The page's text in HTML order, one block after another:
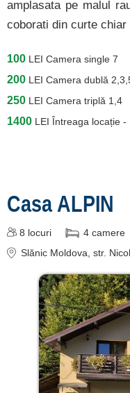
amplasata pe malul
coborati din curte chiar
100 LEI Camera single 7
200 LEI Camera dublă
250 LEI Camera triplă 1,4
1400 LEI Întreaga locație -
Casa ALPIN
8 locuri 4 camere
Slănic Moldova , str.